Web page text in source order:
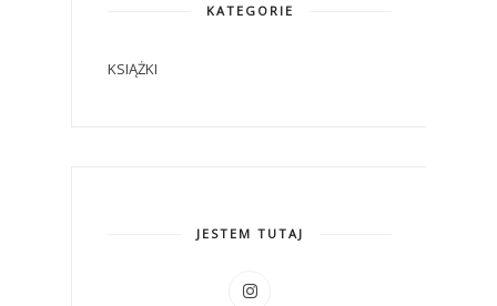
KATEGORIE
KSIĄŻKI
JESTEM TUTAJ